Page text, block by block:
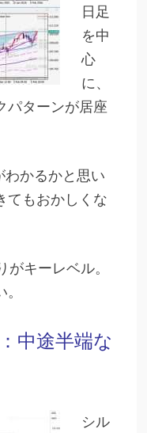
日足
を中
心
に、
パターンが居座
わかるかと思い
てもおかしくな
がキーレベル。
中途半端な
シル